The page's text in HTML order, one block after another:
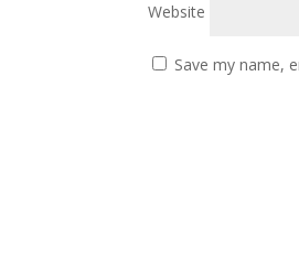
Website
Save my name,